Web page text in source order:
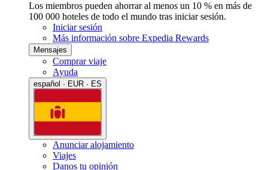
Los miembros pueden ahorrar al menos un 10 % en más de
100 000 hoteles de todo el mundo tras iniciar sesión.
Iniciar sesión
Más información sobre Expedia Rewards
Mensajes
Comprar viaje
Ayuda
español · EUR · ES
Anunciar alojamiento
Viajes
Danos tu opinión